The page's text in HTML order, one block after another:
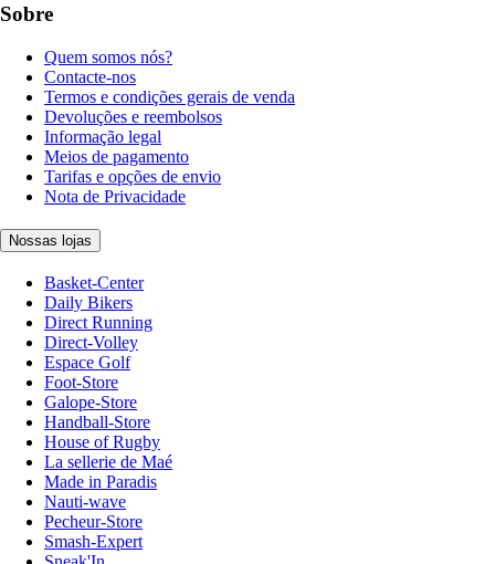
Sobre
Quem somos nós?
Contacte-nos
Termos e condições gerais de venda
Devoluções e reembolsos
Informação legal
Meios de pagamento
Tarifas e opções de envio
Nota de Privacidade
Nossas lojas
Basket-Center
Daily Bikers
Direct Running
Direct-Volley
Espace Golf
Foot-Store
Galope-Store
Handball-Store
House of Rugby
La sellerie de Maé
Made in Paradis
Nauti-wave
Pecheur-Store
Smash-Expert